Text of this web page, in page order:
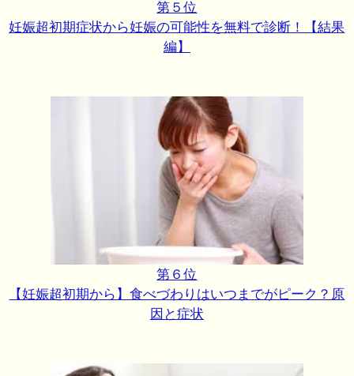
第５位
妊娠超初期症状から妊娠の可能性を無料で診断！【結果
編】
第６位
【妊娠超初期から】食べづわりはいつまでがピーク？原
因と症状